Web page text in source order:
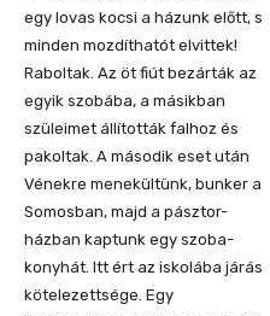
egy lovas kocsi a házunk előtt, s
minden mozdíthatót elvittek!
Raboltak. Az öt fiút bezárták az
egyik szobába, a másikban
szüleimet állították falhoz és
pakoltak. A második eset után
Vénekre menekültünk, bunker a
Somosban, majd a pásztor-
házban kaptunk egy szoba-
konyhát. Itt ért az iskolába járás
kötelezettsége. Egy